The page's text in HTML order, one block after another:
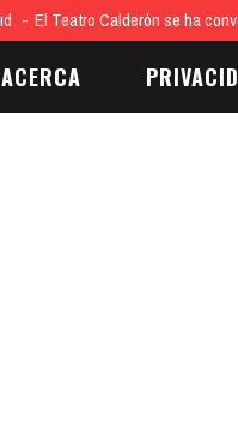
El Teatro Calderón se ha
ACERCA